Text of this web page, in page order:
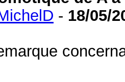
- 18/05/